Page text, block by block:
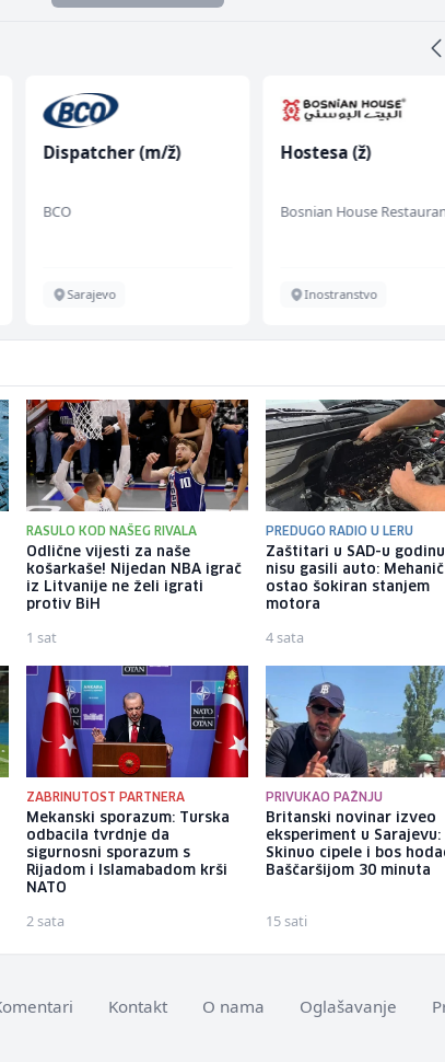
Dispatcher (m/ž)
BCO
Sarajevo
Hostesa (ž)
Bosnian House
Inostranstvo
RASULO KOD NAŠEG RIVALA
Odlične vijesti za naše
košarkaše! Nijedan NBA igrač
iz Litvanije ne želi igrati
protiv BiH
1 sat
PREDUGO RADIO U LERU
Zaštitari u SAD-u
nisu gasili auto:
ostao šokiran stanjem
motora
4 sata
ZABRINUTOST PARTNERA
Mekanski sporazum: Turska
odbacila tvrdnje da
sigurnosni sporazum s
Rijadom i Islamabadom krši
NATO
2 sata
PRIVUKAO PAŽNJU
Britanski novinar izveo
eksperiment u Sarajevu:
Skinuo cipele i bos
Baščaršijom 30 minuta
15 sati
Kontakt O nama Oglašavanje